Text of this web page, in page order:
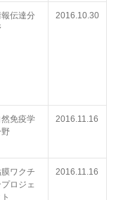
伝達分
2016.10.30
然免疫学
2016.11.16
ワクチ
プロジェ
2016.11.16